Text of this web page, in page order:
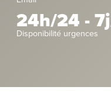
24h/24 -
Disponibilité urgences